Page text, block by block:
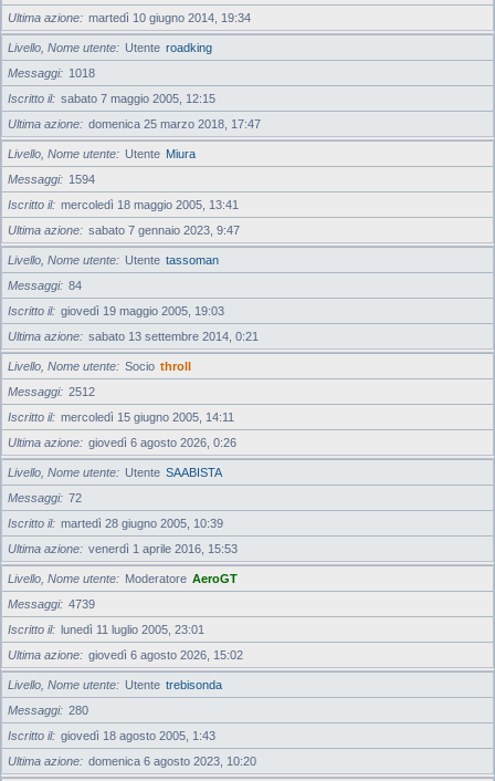
Ultima azione
martedì 10 giugno 2014, 19:34
Livello, Nome utente Utente roadking
Messaggi
1018
Iscritto il
sabato 7 maggio 2005, 12:15
Ultima azione
domenica 25 marzo 2018, 17:47
Livello, Nome utente Utente Miura
Messaggi
1594
Iscritto il
mercoledì 18 maggio 2005, 13:41
Ultima azione
sabato 7 gennaio 2023, 9:47
Livello, Nome utente Utente tassoman
Messaggi
84
Iscritto il
giovedì 19 maggio 2005, 19:03
Ultima azione
sabato 13 settembre 2014, 0:21
Livello, Nome utente Socio throll
Messaggi
2512
Iscritto il
mercoledì 15 giugno 2005, 14:11
Ultima azione
giovedì 6 agosto 2026, 0:26
Livello, Nome utente Utente SAABISTA
Messaggi
72
Iscritto il
martedì 28 giugno 2005, 10:39
Ultima azione
venerdì 1 aprile 2016, 15:53
Livello, Nome utente Moderatore AeroGT
Messaggi
4739
Iscritto il
lunedì 11 luglio 2005, 23:01
Ultima azione
giovedì 6 agosto 2026, 15:02
Livello, Nome utente Utente trebisonda
Messaggi
280
Iscritto il
giovedì 18 agosto 2005, 1:43
Ultima azione
domenica 6 agosto 2023, 10:20